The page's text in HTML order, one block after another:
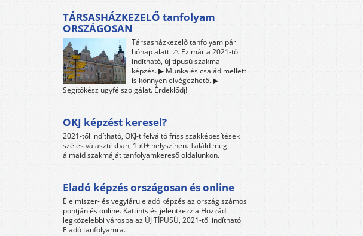
TÁRSASHÁZKEZELŐ tanfolyam
ORSZÁGOSAN
Társasházkezelő tanfolyam pár
hónap alatt. ⚠ Ez már a 2021-től
indítható, új típusú szakmai
képzés. ▶ Munka és család mellett
is könnyen elvégezhető. ▶
Segítőkész ügyfélszolgálat. Érdeklődj!
OKJ képzést keresel?
2021-től indítható, OKJ-t felváltó friss szakképesítések
széles választékban, 150+ helyszínen. Találd meg
álmaid szakmáját tanfolyamkereső oldalunkon.
Eladó képzés országosan és online
Élelmiszer- és vegyiáru eladó képzés az ország számos
pontján és online. Kattints és jelentkezz a Hozzád
legközelebbi városba az ÚJ TÍPUSÚ, 2021-től indítható
Eladó tanfolyamra.